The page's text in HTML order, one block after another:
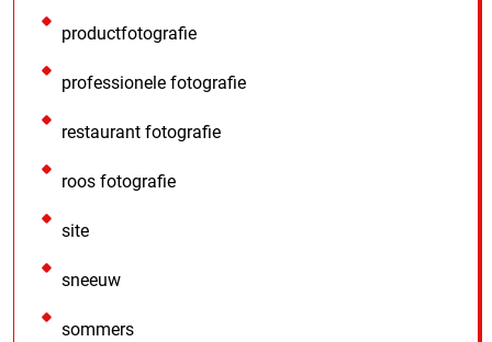
productfotografie
professionele fotografie
restaurant fotografie
roos fotografie
site
sneeuw
sommers